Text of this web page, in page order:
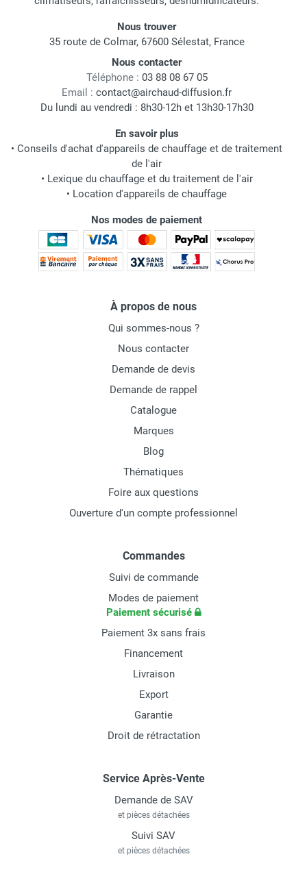
Nous trouver
35 route de Colmar, 67600 Sélestat, France
Nous contacter
Téléphone : 03 88 08 67 05
Email : contact@airchaud-diffusion.fr
Du lundi au vendredi : 8h30-12h et 13h30-17h30
En savoir plus
• Conseils d'achat d'appareils de chauffage et de traitement
de l'air
• Lexique du chauffage et du traitement de l'air
• Location d'appareils de chauffage
Nos modes de paiement
À propos de nous
Qui sommes-nous ?
Nous contacter
Demande de devis
Demande de rappel
Catalogue
Marques
Blog
Thématiques
Foire aux questions
Ouverture d'un compte professionnel
Commandes
Suivi de commande
Modes de paiement
Paiement sécurisé
Paiement 3x sans frais
Financement
Livraison
Export
Garantie
Droit de rétractation
Service Après-Vente
Demande de SAV
et pièces détachées
Suivi SAV
et pièces détachées